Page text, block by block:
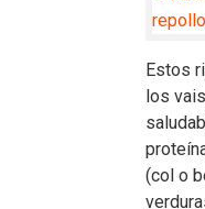
Estos
los
(col o